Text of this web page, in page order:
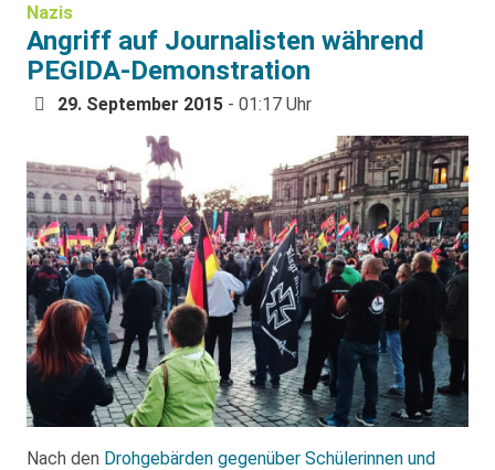
Nazis
Angriff auf Journalisten während
PEGIDA-Demonstration
29. September 2015 - 01:17 Uhr
Nach den Drohgebärden gegenüber Schülerinnen und